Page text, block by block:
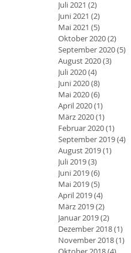
Juli 2021 (2)
Juni 2021 (2)
Mai 2021 (5)
Oktober 2020(2)
September 2020(5)
August 2020(3)
Juli 2020(4)
Juni 2020(8)
Mai 2020(6)
April 2020(1)
März 2020(1)
Februar 2020(1)
September 2019(4)
August 2019(1)
Juli 2019(3)
Juni 2019(6)
Mai 2019(5)
April 2019(4)
März 2019(2)
Januar 2019(2)
Dezember 2018(1)
November 2018(1)